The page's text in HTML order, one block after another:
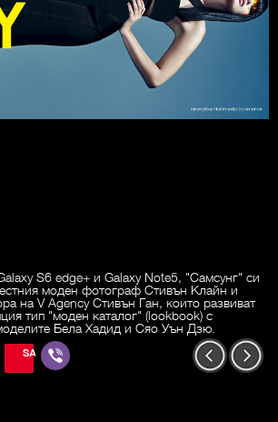
S6 edge+ и Galaxy Note5, "Самсунг" си
моден фотограф Стивън Клайн и
на V Agency Стивън Ган, които развиват
тип "моден каталог" (lookbook) с
Бела Хадид и Сяо Уън Дзю.
SAVE